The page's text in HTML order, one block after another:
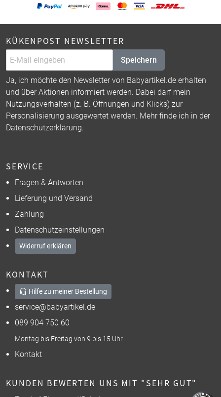
KÜKENPOST NEWSLETTER
Speichern
Ja, ich möchte den Newsletter von Babyartikel.de erhalten
und über Aktionen informiert werden. Dabei darf mein
Nutzungsverhalten (z. B. Öffnungen und Klicks) zur
Personalisierung ausgewertet werden. Mehr finde ich in der
Datenschutzerklärung.
SERVICE
Fragen & Antworten
Lieferung und Versand
Zahlung
Datenschutzeinstellungen
Widerruf erklären
KONTAKT
Hilfe zu meiner Bestellung
service@babyartikel.de
089 904 750 60
Montag bis Freitag von 9 bis 15 Uhr
Kontakt
KUNDEN BEWERTEN UNS MIT "SEHR GUT"